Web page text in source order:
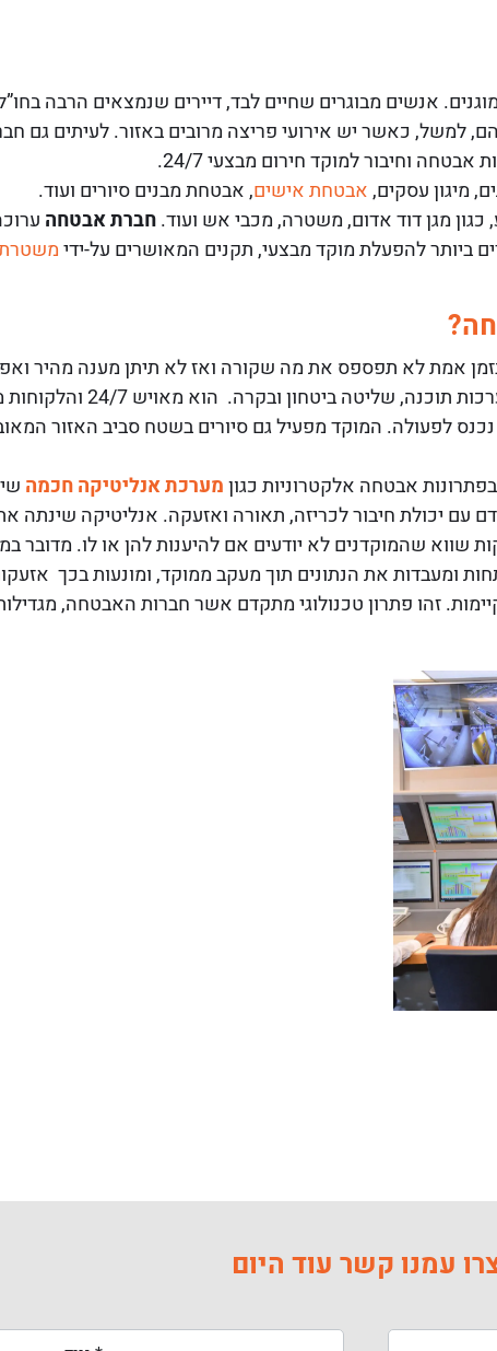
אנשים מבוגרים שחיים לבד, דיירים שנמצאים הרבה
למשל, כאשר יש אירועי פריצה מרובים באזור. לעיתים גם
וחיבור למוקד חירום מבצעי 24/7.
מיגון עסקים,אבטחת אישים, אבטחת מבנים סיורים ועוד.
מגן דוד אדום, משטרה, מכבי אש ועוד.חברת אבטחה
ביותר להפעלת מוקד מבצעי, תקנים המאושרים על-ידי
אמת לא תפספס את מה שקורה ואז לא תיתן מענה מהיר
מוקד אבטחה משמש כמרכז בקרה ושליטה
לפעולה. המוקד מפעיל גם סיורים בשטח סביב האזור
אבטחה אלקטרוניות כגוןמערכת אנליטיקה חכמה
עם יכולת חיבור לכריזה, תאורה ואזעקה. אנליטיקה שינתה
שווא שהמוקדנים לא יודעים אם להיענות להן או לו. מדובר
ומעבדות את הנתונים תוך מעקב ממוקד, ומונעות בכך
זהו פתרון טכנולוגי מתקדם אשר חברות האבטחה,
עמנו קשר עוד היום